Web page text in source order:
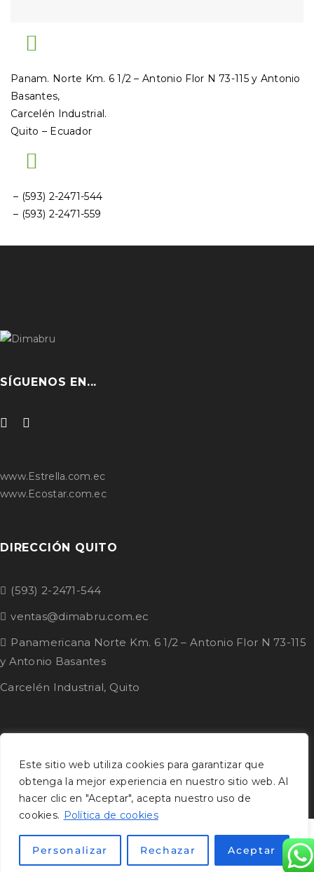
Este sitio web utiliza cookies para garantizar que
obtenga la mejor experiencia en nuestro sitio web. Al
hacer clic en "Aceptar", acepta nuestro uso de
cookies. Política de cookies
Personalizar Rechazar Aceptar
Panam. Norte Km. 6 1/2 – Antonio Flor N 73-115 y Antonio
Basantes,
Carcelén Industrial.
Quito – Ecuador
– (593) 2-2471-544
– (593) 2-2471-559
SÍGUENOS EN...
www.Estrella.com.ec
www.Ecostar.com.ec
DIRECCIÓN QUITO
(593) 2-2471-544
ventas@dimabru.com.ec
Panamericana Norte Km. 6 1/2 – Antonio Flor N 73-115
y Antonio Basantes
Carcelén Industrial, Quito
© 2020 Estrella. – Todos los derechos reservados.